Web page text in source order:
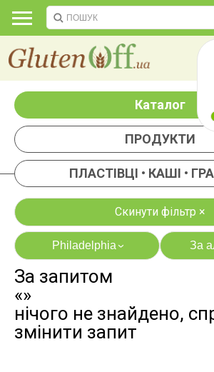
Каталог
ПРОДУКТИ
ПЛАСТІВЦІ • КАШІ •
Скинути фільтр ×
Philadelphia› За
яєць
дріжджів
За запитом
«»
нічого не знайдено,
змінити запит